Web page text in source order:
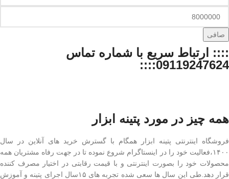
صافی
:::: ارتباط سریع با شماره تماس
09119247624::::
همه چیز در مورد پتینه ابزار
فروشگاه اینترنتی پتینه ابزار همگام با گسترش خرید های آنلاین در سال
۱۴۰۰،فعالیت خود را در اینستاگرام شروع نموده تا در جهت رفاه مشتریان همه
محصولات خود را بصورت اینترنتی و با قیمت رقابتی در اختیار مصرف کننده
قرار دهد.طی این سال ها سعی شده تجربه های ۱۵سال اجرای پتینه و آموزش